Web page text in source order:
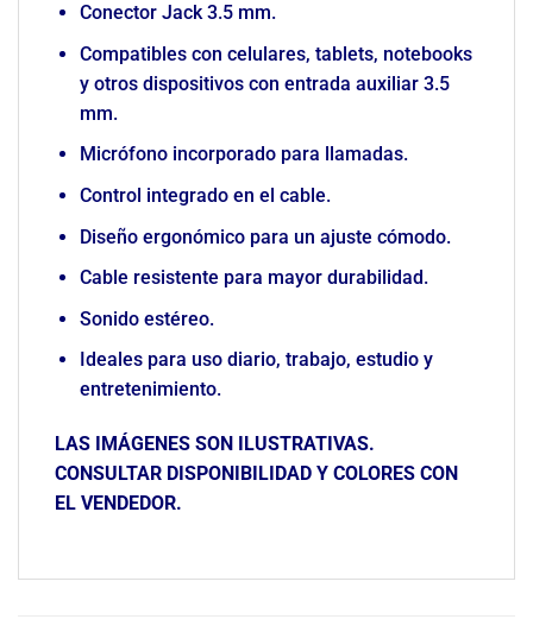
Conector Jack 3.5 mm.
Compatibles con celulares, tablets, notebooks
y otros dispositivos con entrada auxiliar 3.5
mm.
Micrófono incorporado para llamadas.
Control integrado en el cable.
Diseño ergonómico para un ajuste cómodo.
Cable resistente para mayor durabilidad.
Sonido estéreo.
Ideales para uso diario, trabajo, estudio y
entretenimiento.
LAS IMÁGENES SON ILUSTRATIVAS.
CONSULTAR DISPONIBILIDAD Y COLORES CON
EL VENDEDOR.